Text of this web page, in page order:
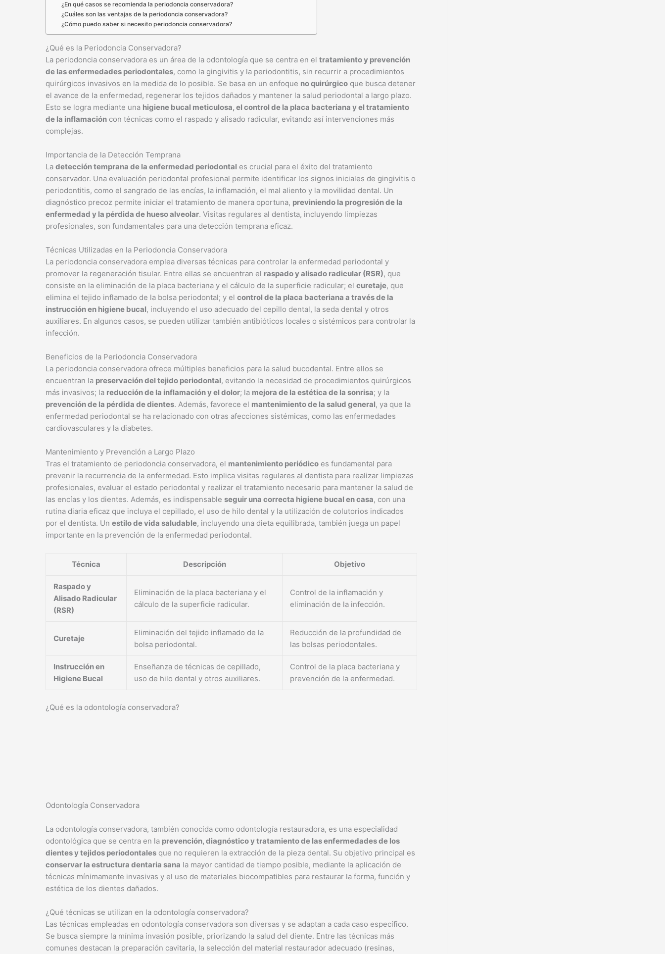
¿En qué casos se recomienda la periodoncia conservadora?
¿Cuáles son las ventajas de la periodoncia conservadora?
¿Cómo puedo saber si necesito periodoncia conservadora?
¿Qué es la Periodoncia Conservadora?
La periodoncia conservadora es un área de la odontología que se centra en el tratamiento y prevención
de las enfermedades periodontales, como la gingivitis y la periodontitis, sin recurrir a procedimientos
quirúrgicos invasivos en la medida de lo posible. Se basa en un enfoque no quirúrgico que busca detener
el avance de la enfermedad, regenerar los tejidos dañados y mantener la salud periodontal a largo plazo.
Esto se logra mediante una higiene bucal meticulosa, el control de la placa bacteriana y el tratamiento
de la inflamación con técnicas como el raspado y alisado radicular, evitando así intervenciones más
complejas.
Importancia de la Detección Temprana
La detección temprana de la enfermedad periodontal es crucial para el éxito del tratamiento
conservador. Una evaluación periodontal profesional permite identificar los signos iniciales de gingivitis o
periodontitis, como el sangrado de las encías, la inflamación, el mal aliento y la movilidad dental. Un
diagnóstico precoz permite iniciar el tratamiento de manera oportuna, previniendo la progresión de la
enfermedad y la pérdida de hueso alveolar. Visitas regulares al dentista, incluyendo limpiezas
profesionales, son fundamentales para una detección temprana eficaz.
Técnicas Utilizadas en la Periodoncia Conservadora
La periodoncia conservadora emplea diversas técnicas para controlar la enfermedad periodontal y
promover la regeneración tisular. Entre ellas se encuentran el raspado y alisado radicular (RSR), que
consiste en la eliminación de la placa bacteriana y el cálculo de la superficie radicular; el curetaje, que
elimina el tejido inflamado de la bolsa periodontal; y el control de la placa bacteriana a través de la
instrucción en higiene bucal, incluyendo el uso adecuado del cepillo dental, la seda dental y otros
auxiliares. En algunos casos, se pueden utilizar también antibióticos locales o sistémicos para controlar la
infección.
Beneficios de la Periodoncia Conservadora
La periodoncia conservadora ofrece múltiples beneficios para la salud bucodental. Entre ellos se
encuentran la preservación del tejido periodontal, evitando la necesidad de procedimientos quirúrgicos
más invasivos; la reducción de la inflamación y el dolor; la mejora de la estética de la sonrisa; y la
prevención de la pérdida de dientes. Además, favorece el mantenimiento de la salud general, ya que la
enfermedad periodontal se ha relacionado con otras afecciones sistémicas, como las enfermedades
cardiovasculares y la diabetes.
Mantenimiento y Prevención a Largo Plazo
Tras el tratamiento de periodoncia conservadora, el mantenimiento periódico es fundamental para
prevenir la recurrencia de la enfermedad. Esto implica visitas regulares al dentista para realizar limpiezas
profesionales, evaluar el estado periodontal y realizar el tratamiento necesario para mantener la salud de
las encías y los dientes. Además, es indispensable seguir una correcta higiene bucal en casa, con una
rutina diaria eficaz que incluya el cepillado, el uso de hilo dental y la utilización de colutorios indicados
por el dentista. Un estilo de vida saludable, incluyendo una dieta equilibrada, también juega un papel
importante en la prevención de la enfermedad periodontal.
Técnica Descripción Objetivo
Raspado y
Alisado Radicular
(RSR)
Eliminación de la placa bacteriana y el
cálculo de la superficie radicular.
Control de la inflamación y
eliminación de la infección.
Curetaje
Eliminación del tejido inflamado de la
bolsa periodontal.
Reducción de la profundidad de
las bolsas periodontales.
Instrucción en
Higiene Bucal
Enseñanza de técnicas de cepillado,
uso de hilo dental y otros auxiliares.
Control de la placa bacteriana y
prevención de la enfermedad.
¿Qué es la odontología conservadora?
Odontología Conservadora
La odontología conservadora, también conocida como odontología restauradora, es una especialidad
odontológica que se centra en la prevención, diagnóstico y tratamiento de las enfermedades de los
dientes y tejidos periodontales que no requieren la extracción de la pieza dental. Su objetivo principal es
conservar la estructura dentaria sana la mayor cantidad de tiempo posible, mediante la aplicación de
técnicas mínimamente invasivas y el uso de materiales biocompatibles para restaurar la forma, función y
estética de los dientes dañados.
¿Qué técnicas se utilizan en la odontología conservadora?
Las técnicas empleadas en odontología conservadora son diversas y se adaptan a cada caso específico.
Se busca siempre la mínima invasión posible, priorizando la salud del diente. Entre las técnicas más
comunes destacan la preparación cavitaria, la selección del material restaurador adecuado (resinas,